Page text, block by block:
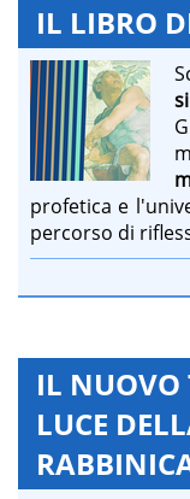
IL LIBRO
profetica e
percorso di
IL NUOVO
LUCE